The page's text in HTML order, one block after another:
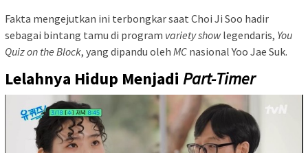
Fakta mengejutkan ini terbongkar saat Choi Ji Soo hadir
sebagai bintang tamu di program variety showlegendaris, You
Quiz on the Block, yang dipandu oleh MC nasional Yoo Jae Suk.
Lelahnya Hidup Menjadi Part-Timer